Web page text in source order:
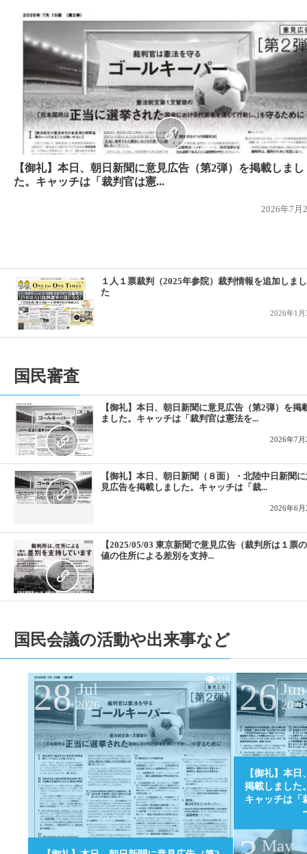
2020-10-06
2020-08-12
【（１人１票実現のためのインタビュー
ました！】
2020-08-09
【募金のお願い】日頃よりご協力いただ
お願いいたします。>>> 募金サイトはこちら
2020-05-03
【2020/05/03 東京新聞で意見広告が掲載さ
2019-11-28
国民審査裁判情報を更新しました。⇒東京
2019-10-21
1人1票裁判（2019）参院選、高裁の判決
2019-09-09
１人１票裁判（2019参院選）が始まりま
【2019/05/03 東京新聞で意見広告が掲載さ
【御礼】本日、朝日新聞に意見広告（第2弾）を掲載しまし
た。キャッチは「裁判官は憲...
2026年7月
１人１票裁判（2025年参院）裁判情報を追加しまし
た
2026年1月
国民審査
【御礼】本日、朝日新聞に意見広告（第2弾）を掲
ました。キャッチは「裁判官は憲法を...
2026年7月
【御礼】本日、朝日新聞（８面）・北陸中日新聞
見広告を掲載しました。キャッチは「裁...
2026年6月
【2025/05/03 東京新聞で意見広告（裁判所は１票
値の住所による差別を支持...
国民会議の活動や出来事など
0
28 Jul
2026
918
【御礼】本
掲載しました
キャッチは「
26 Jun
2026
May